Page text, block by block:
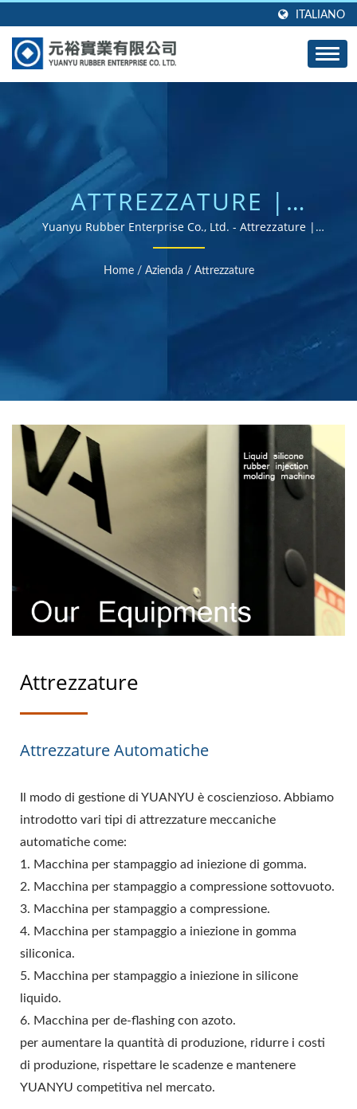
ITALIANO
ATTREZZATURE |
GROMMET IN GOMMA
PERSONALIZZATI,
GUARNIZIONI E
GUARNIZIONI -
PRESTARE
Yuanyu Rubber Enterprise Co., Ltd. - Attrezzature |
Fornitore di parti in gomma certificate ISO e RoHS
Home / Azienda / Attrezzature
Attrezzature
Attrezzature Automatiche
Il modo di gestione di YUANYU è coscienzioso. Abbiamo
introdotto vari tipi di attrezzature meccaniche
automatiche come:
1. Macchina per stampaggio ad iniezione di gomma.
2. Macchina per stampaggio a compressione sottovuoto.
3. Macchina per stampaggio a compressione.
4. Macchina per stampaggio a iniezione in gomma
siliconica.
5. Macchina per stampaggio a iniezione in silicone
liquido.
6. Macchina per de-flashing con azoto.
per aumentare la quantità di produzione, ridurre i costi
di produzione, rispettare le scadenze e mantenere
YUANYU competitiva nel mercato.